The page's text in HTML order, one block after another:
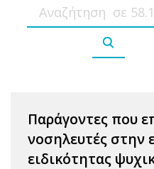
Παράγοντες που
νοσηλευτές στην
ειδικότητας